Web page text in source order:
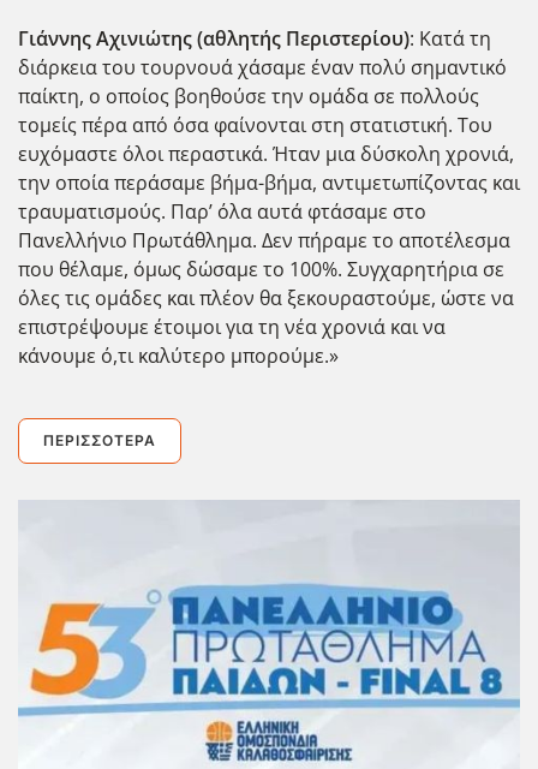
Γιάννης Αχινιώτης (αθλητής Περιστερίου): Κατά τη
διάρκεια του τουρνουά χάσαμε έναν πολύ σημαντικό
παίκτη, ο οποίος βοηθούσε την ομάδα σε πολλούς
τομείς πέρα από όσα φαίνονται στη στατιστική. Του
ευχόμαστε όλοι περαστικά. Ήταν μια δύσκολη χρονιά,
την οποία περάσαμε βήμα-βήμα, αντιμετωπίζοντας και
τραυματισμούς. Παρ’ όλα αυτά φτάσαμε στο
Πανελλήνιο Πρωτάθλημα. Δεν πήραμε το αποτέλεσμα
που θέλαμε, όμως δώσαμε το 100%. Συγχαρητήρια σε
όλες τις ομάδες και πλέον θα ξεκουραστούμε, ώστε να
επιστρέψουμε έτοιμοι για τη νέα χρονιά και να
κάνουμε ό,τι καλύτερο μπορούμε.»
ΠΕΡΙΣΣΌΤΕΡΑ